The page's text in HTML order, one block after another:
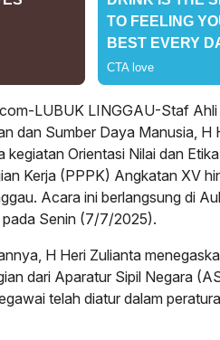
LUBUK LINGGAU-Staf
dan Sumber Daya Manusia, H
kegiatan Orientasi Nilai dan
Kerja (PPPK) Angkatan XV
Acara ini berlangsung di
pada Senin (7/7/2025).
H Heri Zulianta
dari Aparatur Sipil Negara
telah diatur dalam